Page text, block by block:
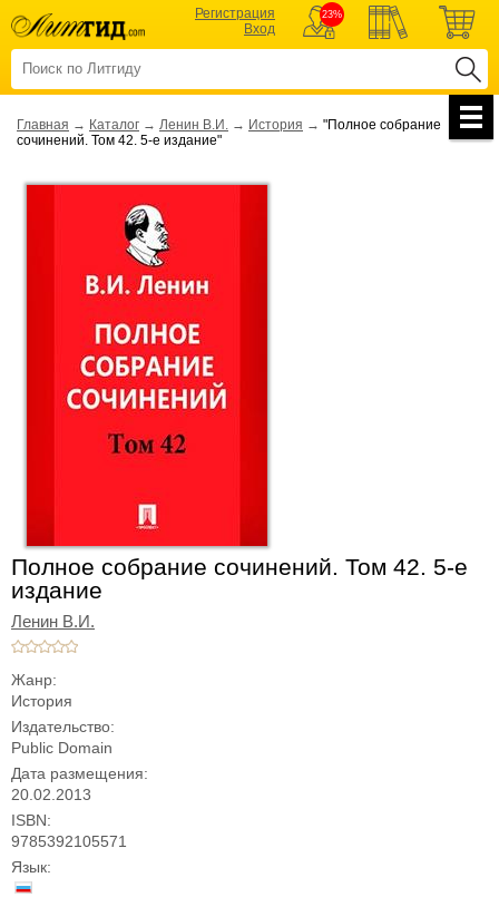
Регистрация
Вход
23%
Главная → Каталог → Ленин В.И. → История → "Полное собрание
сочинений. Том 42. 5-е издание"
Полное собрание сочинений. Том 42. 5-е
издание
Ленин В.И.
Жанр:
История
Издательство:
Public Domain
Дата размещения:
20.02.2013
ISBN:
9785392105571
Язык: